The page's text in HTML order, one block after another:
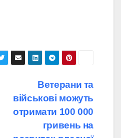
Ветерани та
військові можуть
отримати 100 000
гривень на